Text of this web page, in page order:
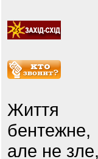
Життя
бентежне,
але не